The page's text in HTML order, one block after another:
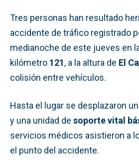
Tres personas han resultado
accidente de tráfico registrado
medianoche de este jueves en
kilómetro 121, a la altura de El
colisión entre vehículos.
Hasta el lugar se desplazaron
y una unidad de soporte vital
servicios médicos asistieron a
el punto del accidente.